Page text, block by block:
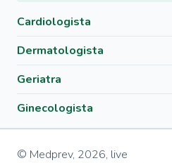
Cardiologista
Dermatologista
Geriatra
Ginecologista
© Medprev, 2026, live